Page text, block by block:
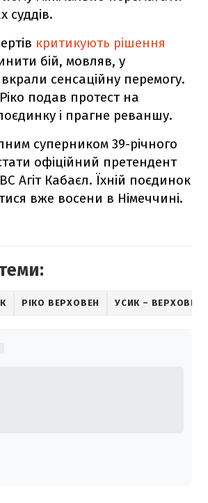
суддів.
критикують рішення
бій, мовляв, у
сенсаційну перемогу.
подав протест на
і прагне реваншу.
суперником 39-річного
офіційний претендент
Агіт Кабаєл. Їхній поєдинок
вже восени в Німеччині.
РІКО ВЕРХОВЕН УСИК – ВЕРХОВЕН